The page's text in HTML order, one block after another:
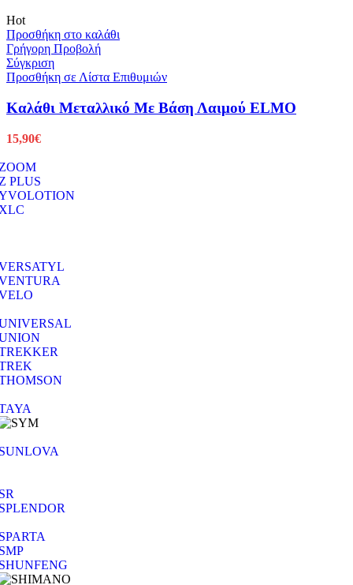
Hot
Προσθήκη στο καλάθι
Γρήγορη Προβολή
Σύγκριση
Προσθήκη σε Λίστα Επιθυμιών
Καλάθι Μεταλλικό Με Βάση Λαιμού ELMO
15,90€
PLUS